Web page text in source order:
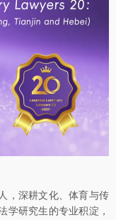
，深耕文化、体育与传
学研究生的专业积淀，